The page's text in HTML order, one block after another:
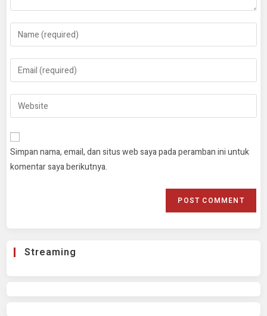
Simpan nama, email, dan situs web saya pada peramban ini untuk
komentar saya berikutnya.
Streaming